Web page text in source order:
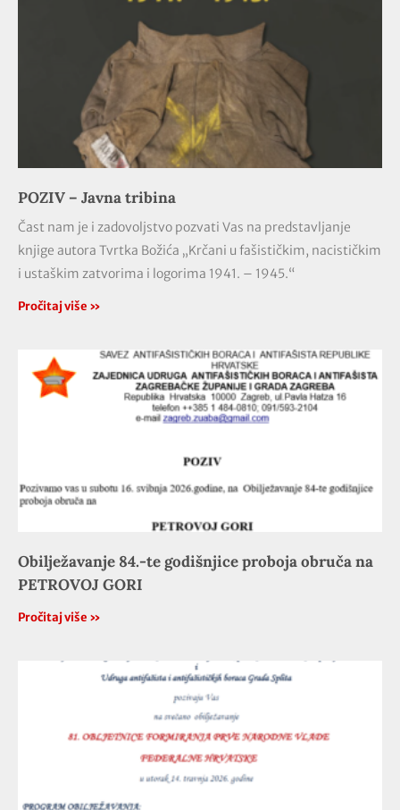
POZIV – Javna tribina
Čast nam je i zadovoljstvo pozvati Vas na predstavljanje
knjige autora Tvrtka Božića „Krčani u fašističkim, nacističkim
i ustaškim zatvorima i logorima 1941. – 1945.“
Pročitaj više »
Obilježavanje 84.-te godišnjice proboja obruča na
PETROVOJ GORI
Pročitaj više »